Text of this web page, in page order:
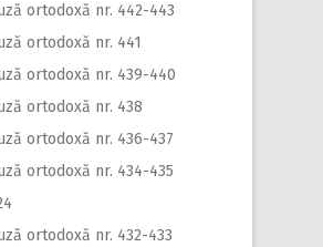
ortodoxă nr. 442-443
ortodoxă nr. 441
ortodoxă nr. 439-440
ortodoxă nr. 438
ortodoxă nr. 436-437
ortodoxă nr. 434-435
ortodoxă nr. 432-433